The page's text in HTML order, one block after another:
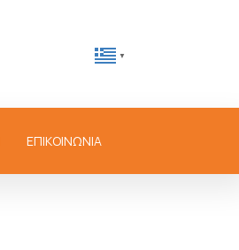
▼
ΕΠΙΚΟΙΝΩΝΙΑ